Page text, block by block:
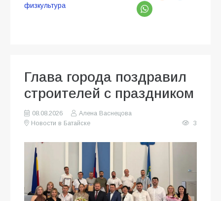
физкультура
Глава города поздравил
строителей с праздником
08.08.2026
Алена Васнецова
Новости в Батайске
3